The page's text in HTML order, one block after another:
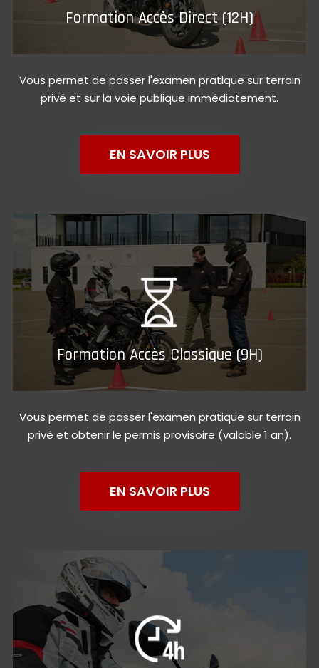
Formation Accès Direct (12H)
Vous permet de passer l'examen pratique sur terrain
privé et sur la voie publique immédiatement.
EN SAVOIR PLUS
Formation Accès Classique (9H)
Vous permet de passer l'examen pratique sur terrain
privé et obtenir le permis provisoire (valable 1 an).
EN SAVOIR PLUS